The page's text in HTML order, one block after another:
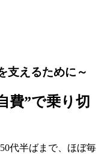
支えるために～
費”で乗り切
代半ばまで、ほぼ毎